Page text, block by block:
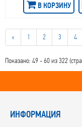
В КОРЗИНУ
« 1 2 3 4
Показано: 49 - 60 из 322
ИНФОРМАЦИЯ